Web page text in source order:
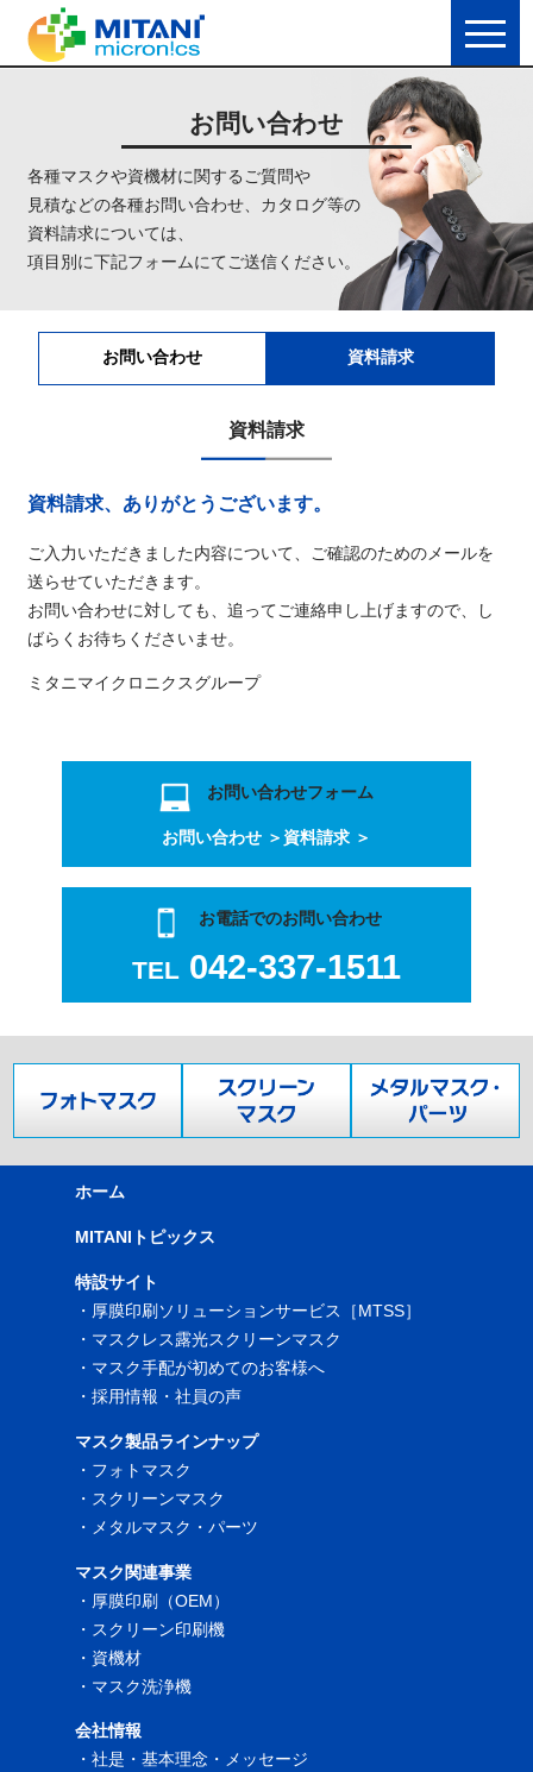
お問い合わせ
各種マスクや資機材に関するご質問や
見積などの各種お問い合わせ、カタログ等の
資料請求については、
項目別に下記フォームにてご送信ください。
お問い合わせ 資料請求
資料請求
資料請求、ありがとうございます。
ご入力いただきました内容について、ご確認のためのメールを
送らせていただきます。
お問い合わせに対しても、追ってご連絡申し上げますので、し
ばらくお待ちくださいませ。
ミタニマイクロニクスグループ
お問い合わせフォーム
お問い合わせ ＞ 資料請求 ＞
お電話でのお問い合わせ
TEL 042-337-1511
ホーム
MITANIトピックス
特設サイト
・ 厚膜印刷ソリューションサービス［MTSS］
・ マスクレス露光スクリーンマスク
・ マスク手配が初めてのお客様へ
・採用情報・社員の声
マスク製品ラインナップ
・ フォトマスク
・ スクリーンマスク
・ メタルマスク・パーツ
マスク関連事業
・ 厚膜印刷（OEM）
・ スクリーン印刷機
・ 資機材
・ マスク洗浄機
会社情報
・社是・基本理念・メッセージ